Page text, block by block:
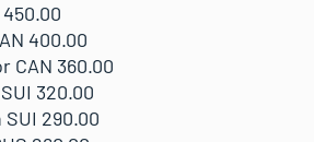
400.00
CAN 360.00
320.00
SUI 290.00